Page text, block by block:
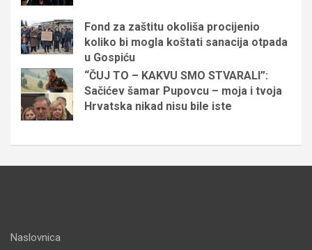
Fond za zaštitu okoliša procijenio
koliko bi mogla koštati sanacija otpada
u Gospiću
“ČUJ TO – KAKVU SMO STVARALI”:
Sačićev šamar Pupovcu – moja i tvoja
Hrvatska nikad nisu bile iste
Naslovnica